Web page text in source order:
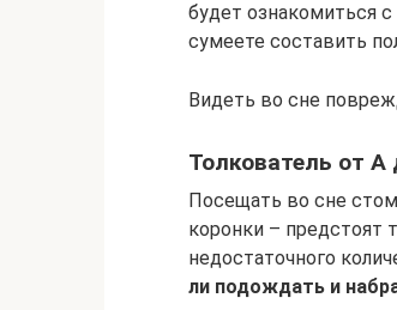
будет ознакомиться
сумеете составить
Видеть во сне
Толкователь от А
Посещать во сне
коронки – предстоят
недостаточного
ли подождать и